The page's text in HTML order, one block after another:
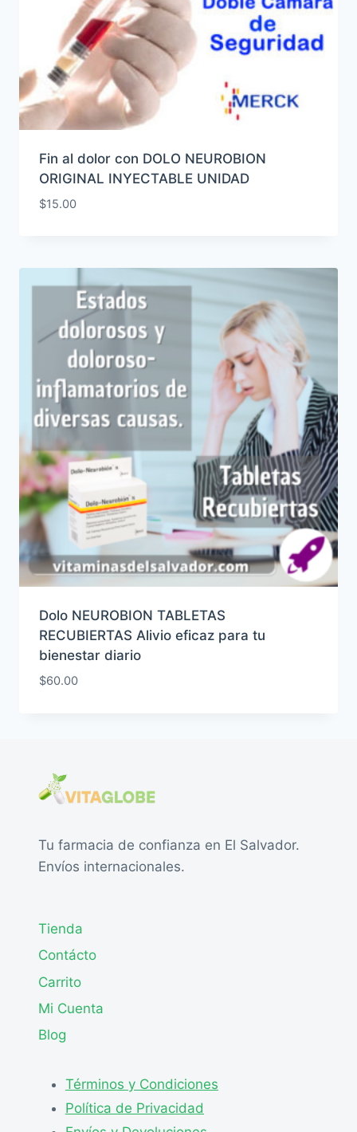
Fin al dolor con DOLO NEUROBION
ORIGINAL INYECTABLE UNIDAD
$15.00
Dolo NEUROBION TABLETAS
RECUBIERTAS Alivio eficaz para tu
bienestar diario
$60.00
Tu farmacia de confianza en El Salvador.
Envíos internacionales.
Tienda
Contácto
Carrito
Mi Cuenta
Blog
Términos y Condiciones
Política de Privacidad